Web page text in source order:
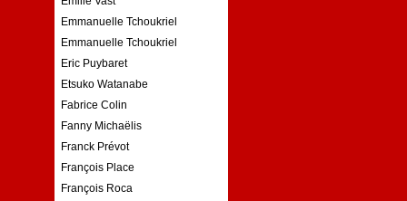
Emmanuelle Tchoukriel
Emmanuelle Tchoukriel
Eric Puybaret
Etsuko Watanabe
Fabrice Colin
Fanny Michaëlis
Franck Prévot
François Place
François Roca